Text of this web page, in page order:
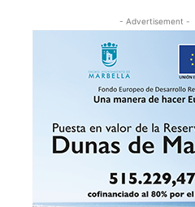
- Advertisement -